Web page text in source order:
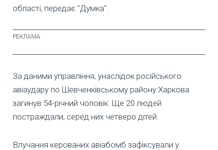
області, передає "Думка".
За даними управління, унаслідок російського
авіаудару по Шевченківському району Харкова
загинув 54-річний чоловік. Ще 20 людей
постраждали, серед них четверо дітей.
Влучання керованих авіабомб зафіксували у